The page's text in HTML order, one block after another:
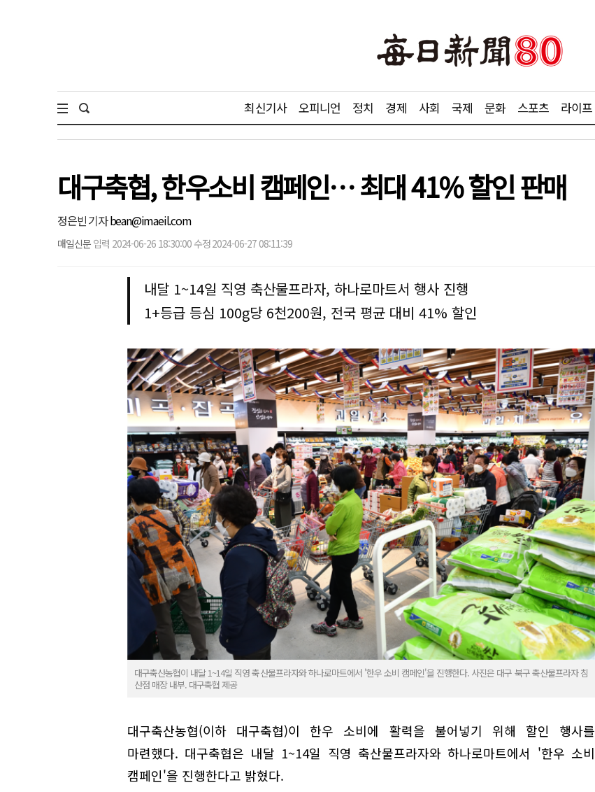
최신기사 오피니언 정치 경제 사회 국제 문화 스포츠 라이프
대구축협, 한우소비 캠페인… 최대 41% 할인 판매
정은빈 기자bean@imaeil.com
매일신문 입력 2024-06-26 18:30:00 수정 2024-06-27 08:11:39
내달 1~14일 직영 축산물프라자, 하나로마트서 행사 진행
1+등급 등심 100g당 6천200원, 전국 평균 대비 41% 할인
대구축산농협이 내달 1~14일 직영 축산물프라자와 하나로마트에서 '한우 소비 캠페인'을 진행한다. 사진은 대구 북구 축산물프라자 침
산점 매장 내부. 대구축협 제공
대구축산농협(이하 대구축협)이 한우 소비에 활력을 불어넣기 위해 할인 행사를
마련했다. 대구축협은 내달 1~14일 직영 축산물프라자와 하나로마트에서 '한우 소비
캠페인'을 진행한다고 밝혔다.